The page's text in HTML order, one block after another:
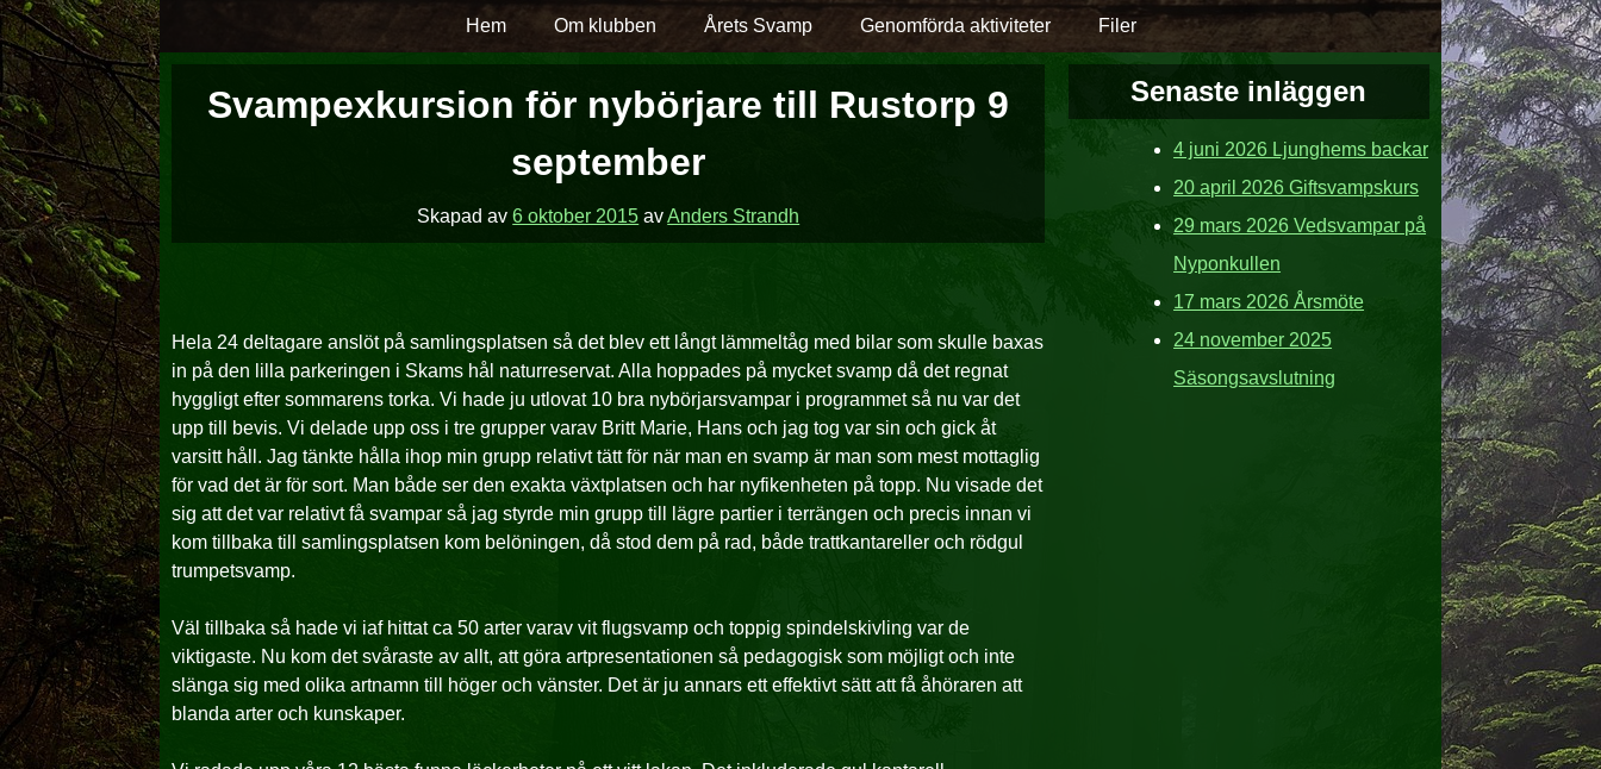
Hoppa
över
till
innehåll
Hem Om klubben Årets Svamp Genomförda aktiviteter Filer
Svampexkursion för nybörjare till Rustorp 9
september
Skapad av6 oktober 2015 avAnders Strandh
Hela 24 deltagare anslöt på samlingsplatsen så det blev ett långt lämmeltåg med bilar som skulle baxas
in på den lilla parkeringen i Skams hål naturreservat. Alla hoppades på mycket svamp då det regnat
hyggligt efter sommarens torka. Vi hade ju utlovat 10 bra nybörjarsvampar i programmet så nu var det
upp till bevis. Vi delade upp oss i tre grupper varav Britt Marie, Hans och jag tog var sin och gick åt
varsitt håll. Jag tänkte hålla ihop min grupp relativt tätt för när man en svamp är man som mest mottaglig
för vad det är för sort. Man både ser den exakta växtplatsen och har nyfikenheten på topp. Nu visade det
sig att det var relativt få svampar så jag styrde min grupp till lägre partier i terrängen och precis innan vi
kom tillbaka till samlingsplatsen kom belöningen, då stod dem på rad, både trattkantareller och rödgul
trumpetsvamp.
Väl tillbaka så hade vi iaf hittat ca 50 arter varav vit flugsvamp och toppig spindelskivling var de
viktigaste. Nu kom det svåraste av allt, att göra artpresentationen så pedagogisk som möjligt och inte
slänga sig med olika artnamn till höger och vänster. Det är ju annars ett effektivt sätt att få åhöraren att
blanda arter och kunskaper.
Senaste inläggen
4 juni 2026 Ljunghems backar
20 april 2026 Giftsvampskurs
29 mars 2026 Vedsvampar på
Nyponkullen
17 mars 2026 Årsmöte
24 november 2025
Säsongsavslutning